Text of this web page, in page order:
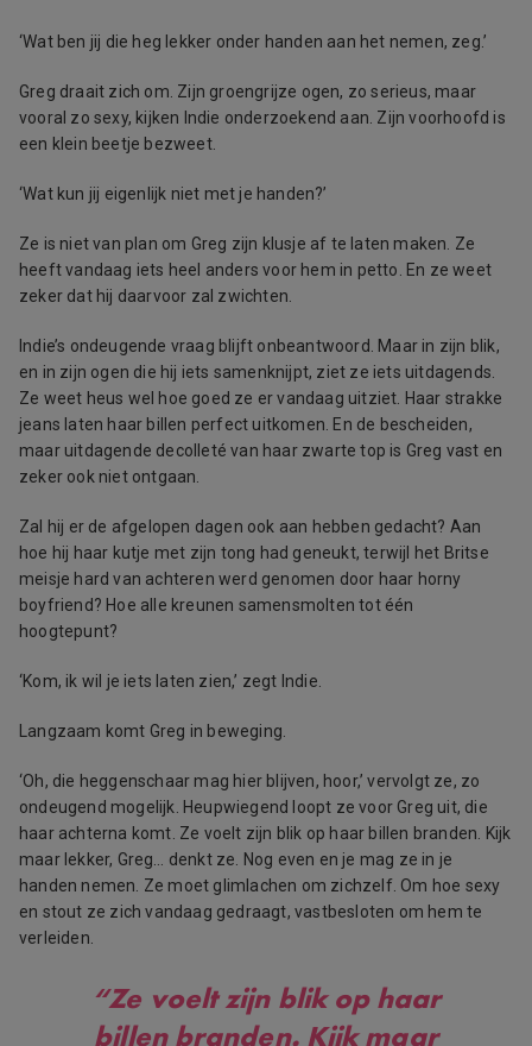
‘Wat ben jij die heg lekker onder handen aan het nemen, zeg.’
Greg draait zich om. Zijn groengrijze ogen, zo serieus, maar
vooral zo sexy, kijken Indie onderzoekend aan. Zijn voorhoofd is
een klein beetje bezweet.
‘Wat kun jij eigenlijk niet met je handen?’
Ze is niet van plan om Greg zijn klusje af te laten maken. Ze
heeft vandaag iets heel anders voor hem in petto. En ze weet
zeker dat hij daarvoor zal zwichten.
Indie’s ondeugende vraag blijft onbeantwoord. Maar in zijn blik,
en in zijn ogen die hij iets samenknijpt, ziet ze iets uitdagends.
Ze weet heus wel hoe goed ze er vandaag uitziet. Haar strakke
jeans laten haar billen perfect uitkomen. En de bescheiden,
maar uitdagende decolleté van haar zwarte top is Greg vast en
zeker ook niet ontgaan.
Zal hij er de afgelopen dagen ook aan hebben gedacht? Aan
hoe hij haar kutje met zijn tong had geneukt, terwijl het Britse
meisje hard van achteren werd genomen door haar horny
boyfriend? Hoe alle kreunen samensmolten tot één
hoogtepunt?
‘Kom, ik wil je iets laten zien,’ zegt Indie.
Langzaam komt Greg in beweging.
‘Oh, die heggenschaar mag hier blijven, hoor,’ vervolgt ze, zo
ondeugend mogelijk. Heupwiegend loopt ze voor Greg uit, die
haar achterna komt. Ze voelt zijn blik op haar billen branden. Kijk
maar lekker, Greg… denkt ze. Nog even en je mag ze in je
handen nemen. Ze moet glimlachen om zichzelf. Om hoe sexy
en stout ze zich vandaag gedraagt, vastbesloten om hem te
verleiden.
“Ze voelt zijn blik op haar
billen branden. Kijk maar